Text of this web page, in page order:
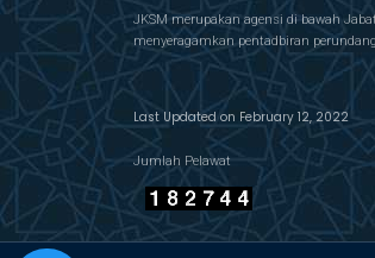
JKSM merupakan agensi di bawah
menyeragamkan pentadbiran
Last Updated on February 12, 2022
Jumlah Pelawat